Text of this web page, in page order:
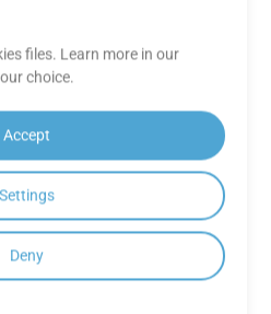
GIF;
σάς επιτρέπει να
σελίδων για
συγκεκριμένες
σελίδων (π.χ. 2–6)
Σελίδες στο αίτημα
την ενοποίηση
cloud
files. Learn more in our
choice.
Accept
Settings
Deny